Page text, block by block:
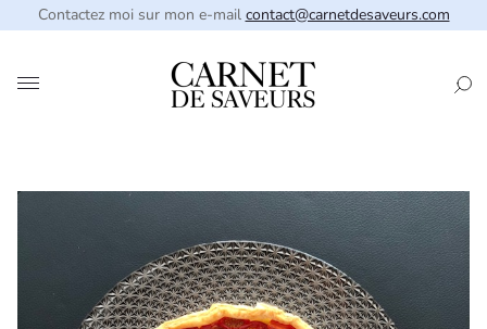
Contactez moi sur mon e-mail contact@carnetdesaveurs.com